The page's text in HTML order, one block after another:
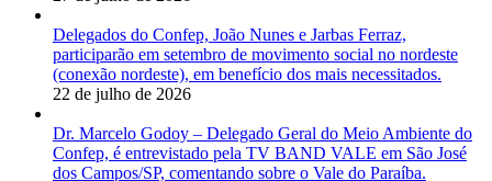
Delegados do Confep, João Nunes e Jarbas Ferraz,
participarão em setembro de movimento social no nordeste
(conexão nordeste), em benefício dos mais necessitados.
22 de julho de 2026
Dr. Marcelo Godoy – Delegado Geral do Meio Ambiente do
Confep, é entrevistado pela TV BAND VALE em São José
dos Campos/SP, comentando sobre o Vale do Paraíba.